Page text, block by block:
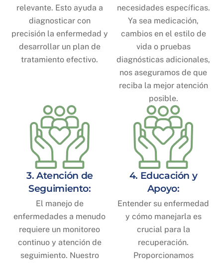
relevante. Esto ayuda a
diagnosticar con
precisión la enfermedad y
desarrollar un plan de
tratamiento efectivo.
necesidades específicas.
Ya sea medicación,
cambios en el estilo de
vida o pruebas
diagnósticas adicionales,
nos aseguramos de que
reciba la mejor atención
posible.
3. Atención de
Seguimiento:
El manejo de
enfermedades a menudo
requiere un monitoreo
continuo y atención de
seguimiento. Nuestro
4. Educación y
Apoyo:
Entender su enfermedad
y cómo manejarla es
crucial para la
recuperación.
Proporcionamos